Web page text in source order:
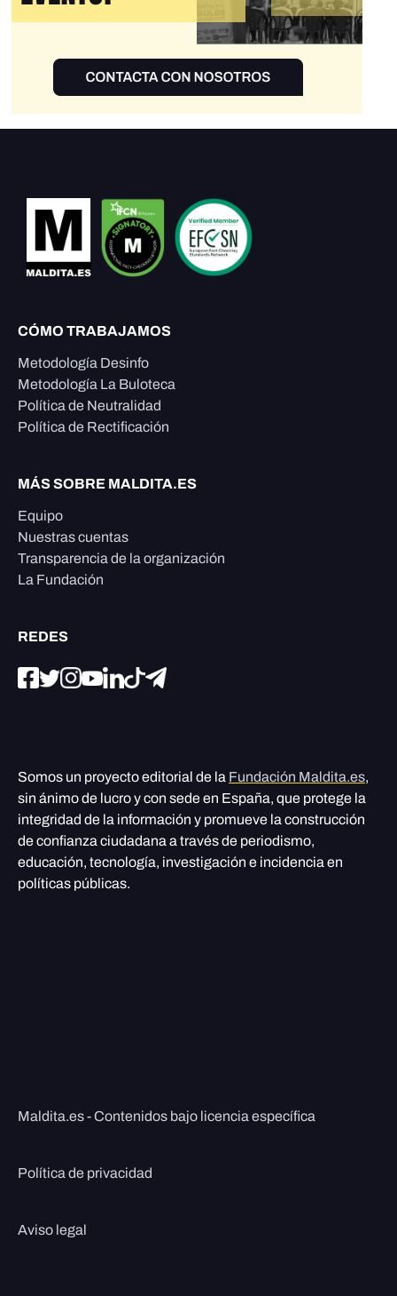
CÓMO TRABAJAMOS
Metodología Desinfo
Metodología La Buloteca
Política de Neutralidad
Política de Rectificación
MÁS SOBRE MALDITA.ES
Equipo
Nuestras cuentas
Transparencia de la organización
La Fundación
REDES
Somos un proyecto editorial de la Fundación Maldita.es,
sin ánimo de lucro y con sede en España, que protege la
integridad de la información y promueve la construcción
de confianza ciudadana a través de periodismo,
educación, tecnología, investigación e incidencia en
políticas públicas.
Maldita.es - Contenidos bajo licencia específica
Política de privacidad
Aviso legal